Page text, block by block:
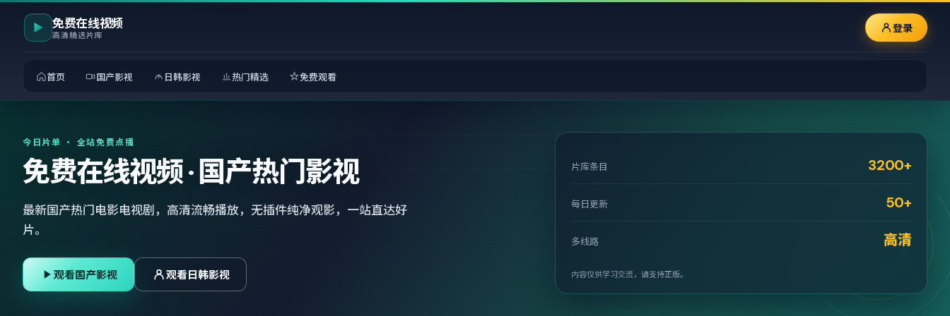
免费在线视频
高清精选片库 登录
首页 国产影视 日韩影视 热门精选 免费观看
今日片单 · 全站免费点播
免费在线视频 · 国产热门影视
最新国产热门电影电视剧，高清流畅播放，无插件纯净观影，一站直达好
片。
观看国产影视 观看日韩影视
片库条目 3200+
每日更新 50+
多线路 高清
内容仅供学习交流，请支持正版。